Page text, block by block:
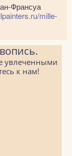
Франсуа
mille-
увлеченными
к нам!